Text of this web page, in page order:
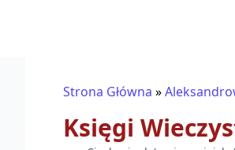
Strona Główna »
Księgi